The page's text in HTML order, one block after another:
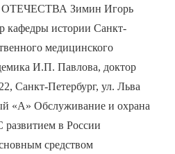
Зимин Игорь
кафедры истории Санкт-
медицинского
И.П. Павлова, доктор
Санкт-Петербург, ул. Льва
«А» Обслуживание и охрана
развитием в России
средством